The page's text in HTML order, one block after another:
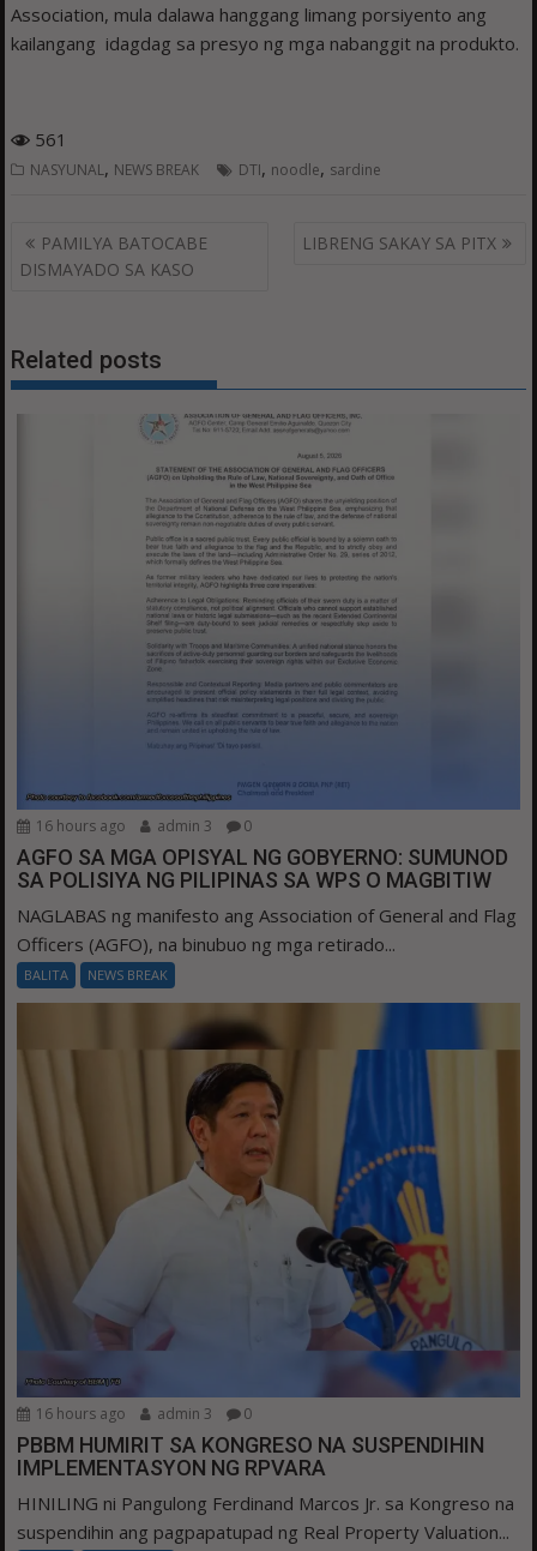
Association, mula dalawa hanggang limang porsiyento ang
kailangang idagdag sa presyo ng mga nabanggit na produkto.
561
NASYUNAL, NEWS BREAK DTI, noodle, sardine
Post
navigation
PAMILYA BATOCABE
DISMAYADO SA KASO
LIBRENG SAKAY SA PITX
Related posts
16 hours ago admin 3 0
AGFO SA MGA OPISYAL NG GOBYERNO: SUMUNOD
SA POLISIYA NG PILIPINAS SA WPS O MAGBITIW
NAGLABAS ng manifesto ang Association of General and Flag
Officers (AGFO), na binubuo ng mga retirado...
BALITA NEWS BREAK
16 hours ago admin 3 0
PBBM HUMIRIT SA KONGRESO NA SUSPENDIHIN
IMPLEMENTASYON NG RPVARA
HINILING ni Pangulong Ferdinand Marcos Jr. sa Kongreso na
suspendihin ang pagpapatupad ng Real Property Valuation...